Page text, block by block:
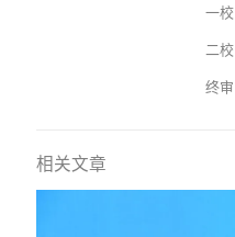
一
二
终
相关文章